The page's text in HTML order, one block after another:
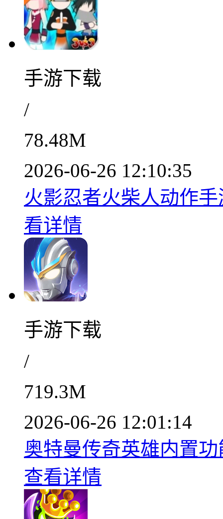
手游下载
/
78.48M
2026-06-26 12:10:35
火影忍者火柴人动作
看详情
手游下载
/
719.3M
2026-06-26 12:01:14
奥特曼传奇英雄内置
查看详情